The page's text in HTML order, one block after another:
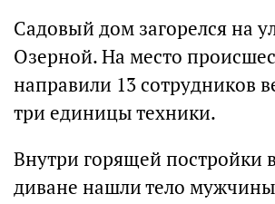
Садовый дом загорелся на
Озерной. На место
направили 13 сотрудников
три единицы техники.
Внутри горящей постройки
диване нашли тело